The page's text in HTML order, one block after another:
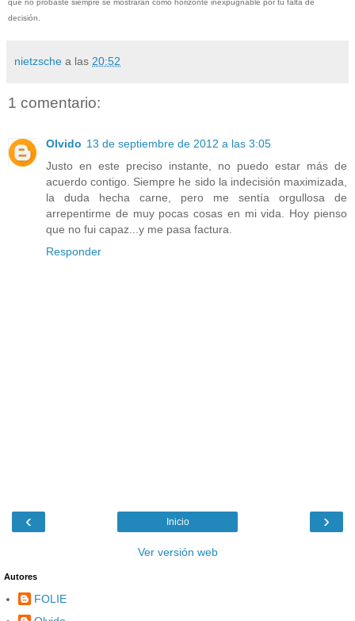
que no probaste siempre se mostrarán como horizonte inexpugnable por tu falta de
decisión.
nietzsche a las 20:52
1 comentario:
Olvido 13 de septiembre de 2012 a las 3:05
Justo en este preciso instante, no puedo estar más de
acuerdo contigo. Siempre he sido la indecisión maximizada,
la duda hecha carne, pero me sentía orgullosa de
arrepentirme de muy pocas cosas en mi vida. Hoy pienso
que no fui capaz...y me pasa factura.
Responder
‹ ›
Inicio
Ver versión web
Autores
FOLIE